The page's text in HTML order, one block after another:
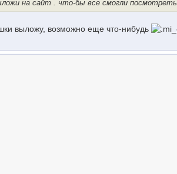
на сайт . что-бы все смогли посмотреть
выложу, возможно еще что-нибудь